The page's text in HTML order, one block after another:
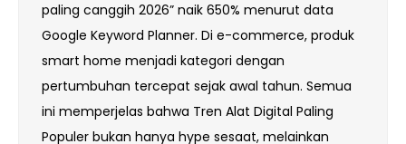
paling canggih 2026” naik 650% menurut data
Google Keyword Planner. Di e-commerce, produk
smart home menjadi kategori dengan
pertumbuhan tercepat sejak awal tahun. Semua
ini memperjelas bahwa Tren Alat Digital Paling
Populer bukan hanya hype sesaat, melainkan